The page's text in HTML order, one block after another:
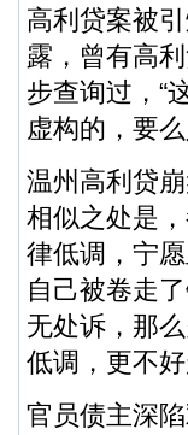
高利贷案被
露，曾有高
步查询过，“
虚构的，要
温州高利贷
相似之处是
律低调，宁
自己被卷走
无处诉，那
低调，更不
官员债主深